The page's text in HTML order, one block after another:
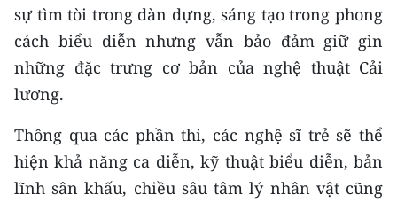
sự tìm tòi trong dàn dựng, sáng tạo trong phong
cách biểu diễn nhưng vẫn bảo đảm giữ gìn
những đặc trưng cơ bản của nghệ thuật Cải
lương.
Thông qua các phần thi, các nghệ sĩ trẻ sẽ thể
hiện khả năng ca diễn, kỹ thuật biểu diễn, bản
lĩnh sân khấu, chiều sâu tâm lý nhân vật cũng